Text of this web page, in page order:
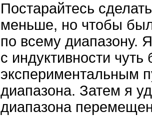
Постарайтесь
меньше, но чтобы
по всему диапазону.
с индуктивности
экспериментальным
диапазона. Затем я
диапазона